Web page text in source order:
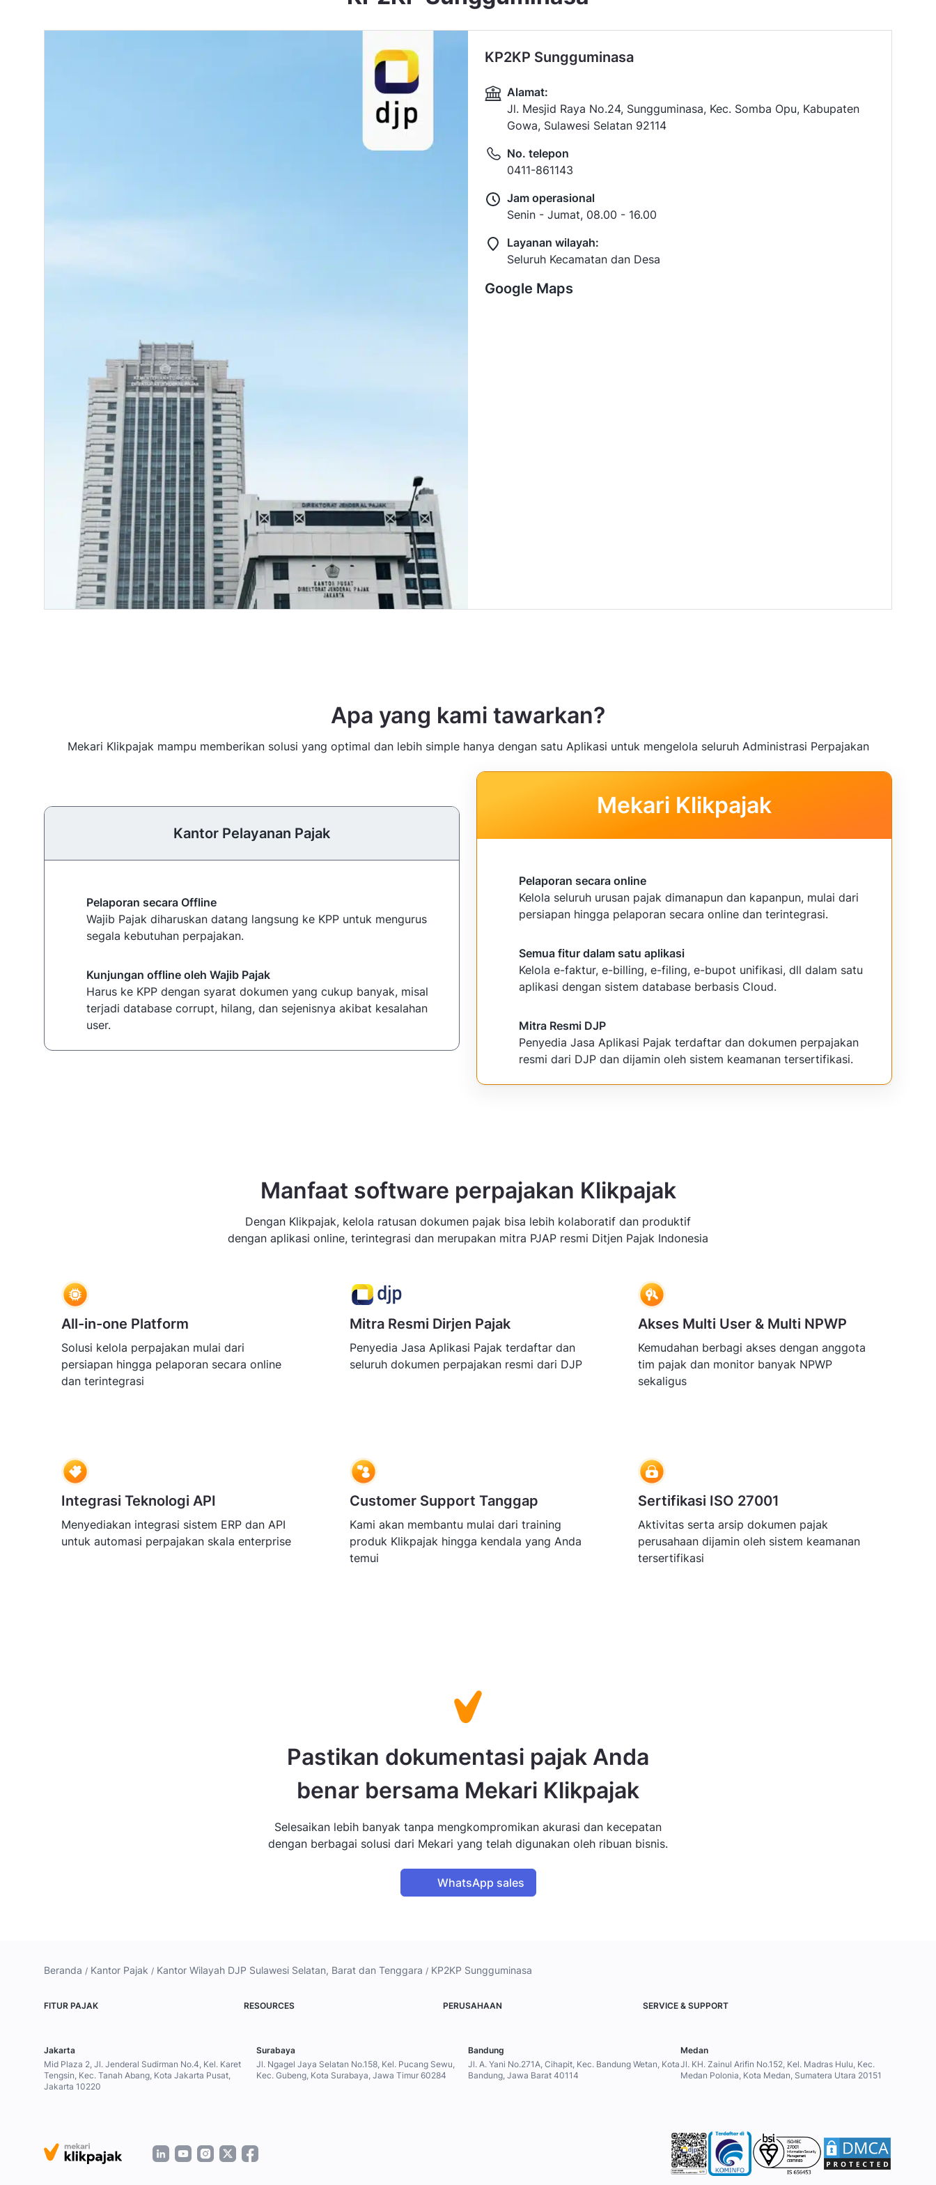
KP2KP Sungguminasa
Alamat:
Jl. Mesjid Raya No.24, Sungguminasa, Kec. Somba Opu, Kabupaten
Gowa, Sulawesi Selatan 92114
No. telepon
0411-861143
Jam operasional
Senin - Jumat, 08.00 - 16.00
Layanan wilayah:
Seluruh Kecamatan dan Desa
Google Maps
Apa yang kami tawarkan?
Mekari Klikpajak mampu memberikan solusi yang optimal dan lebih simple hanya dengan satu Aplikasi untuk mengelola seluruh Administrasi Perpajakan
Kantor Pelayanan Pajak
Pelaporan secara Offline
Wajib Pajak diharuskan datang langsung ke KPP untuk mengurus
segala kebutuhan perpajakan.
Kunjungan offline oleh Wajib Pajak
Harus ke KPP dengan syarat dokumen yang cukup banyak, misal
terjadi database corrupt, hilang, dan sejenisnya akibat kesalahan
user.
Mekari Klikpajak
Pelaporan secara online
Kelola seluruh urusan pajak dimanapun dan kapanpun, mulai dari
persiapan hingga pelaporan secara online dan terintegrasi.
Semua fitur dalam satu aplikasi
Kelola e-faktur, e-billing, e-filing, e-bupot unifikasi, dll dalam satu
aplikasi dengan sistem database berbasis Cloud.
Mitra Resmi DJP
Penyedia Jasa Aplikasi Pajak terdaftar dan dokumen perpajakan
resmi dari DJP dan dijamin oleh sistem keamanan tersertifikasi.
Manfaat software perpajakan Klikpajak
Dengan Klikpajak, kelola ratusan dokumen pajak bisa lebih kolaboratif dan produktif
dengan aplikasi online, terintegrasi dan merupakan mitra PJAP resmi Ditjen Pajak Indonesia
All-in-one Platform
Solusi kelola perpajakan mulai dari
persiapan hingga pelaporan secara online
dan terintegrasi
Mitra Resmi Dirjen Pajak
Penyedia Jasa Aplikasi Pajak terdaftar dan
seluruh dokumen perpajakan resmi dari DJP
Akses Multi User & Multi NPWP
Kemudahan berbagi akses dengan anggota
tim pajak dan monitor banyak NPWP
sekaligus
Integrasi Teknologi API
Menyediakan integrasi sistem ERP dan API
untuk automasi perpajakan skala enterprise
Customer Support Tanggap
Kami akan membantu mulai dari training
produk Klikpajak hingga kendala yang Anda
temui
Sertifikasi ISO 27001
Aktivitas serta arsip dokumen pajak
perusahaan dijamin oleh sistem keamanan
tersertifikasi
Pastikan dokumentasi pajak Anda
benar bersama Mekari Klikpajak
Selesaikan lebih banyak tanpa mengkompromikan akurasi dan kecepatan
dengan berbagai solusi dari Mekari yang telah digunakan oleh ribuan bisnis.
WhatsApp sales
Beranda Kantor Pajak Kantor Wilayah DJP Sulawesi Selatan, Barat dan Tenggara KP2KP Sungguminasa
FITUR PAJAK RESOURCES PERUSAHAAN SERVICE & SUPPORT
Jakarta
Mid Plaza 2, Jl. Jenderal Sudirman No.4, Kel. Karet
Tengsin, Kec. Tanah Abang, Kota Jakarta Pusat,
Jakarta 10220
Surabaya
Jl. Ngagel Jaya Selatan No.158, Kel. Pucang Sewu,
Kec. Gubeng, Kota Surabaya, Jawa Timur 60284
Bandung
Jl. A. Yani No.271A, Cihapit, Kec. Bandung Wetan, Kota
Bandung, Jawa Barat 40114
Medan
Jl. KH. Zainul Arifin No.152, Kel. Madras Hulu, Kec.
Medan Polonia, Kota Medan, Sumatera Utara 20151